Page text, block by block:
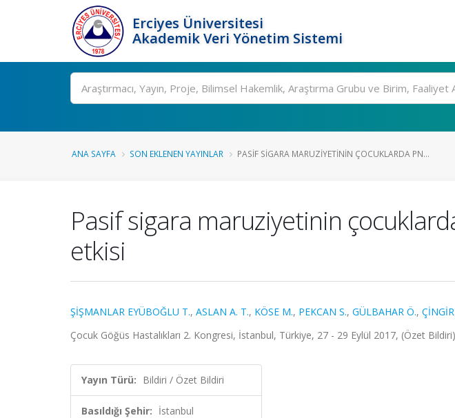
Erciyes Üniversitesi
Akademik Veri Yönetim Sistemi
Ara
ANA SAYFA SON EKLENEN YAYINLAR PASIF SIGARA MARUZIYETININ ÇOCUKLARDA PN...
Pasif sigara maruziyetinin
etkisi
ŞİŞMANLAR EYÜBOĞLU T., ASLAN A. T., KÖSE M., PEKCAN S., GÜLBAHAR Ö.,
Çocuk Göğüs Hastalıkları 2. Kongresi, İstanbul, Türkiye, 27 - 29 Eylül 2017, (Özet Bildiri)
Yayın Türü: Bildiri / Özet Bildiri
Basıldığı Şehir: İstanbul